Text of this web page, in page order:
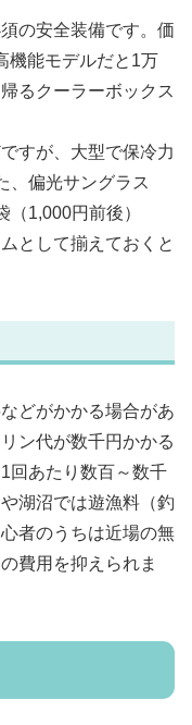
の安全装備です。価
機能モデルだと1万
るクーラーボックス
すが、大型で保冷力
、偏光サングラス
（1,000円前後）
として揃えておくと
どがかかる場合があ
ン代が数千円かかる
回あたり数百～数千
湖沼では遊漁料（釣
者のうちは近場の無
費用を抑えられま